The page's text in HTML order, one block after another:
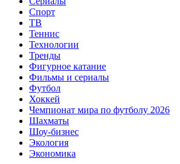
Спорт
ТВ
Теннис
Технологии
Тренды
Фигурное катание
Фильмы и сериалы
Футбол
Хоккей
Чемпионат мира по футболу 2026
Шахматы
Шоу-бизнес
Экология
Экономика